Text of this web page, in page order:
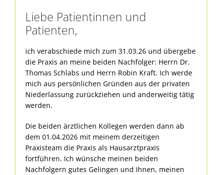
Liebe Patientinnen und
Patienten,
ich verabschiede mich zum 31.03.26 und übergebe
die Praxis an meine beiden Nachfolger: Herrn Dr.
Thomas Schlabs und Herrn Robin Kraft. Ich werde
mich aus persönlichen Gründen aus der privaten
Niederlassung zurückziehen und anderweitig tätig
werden.
Die beiden ärztlichen Kollegen werden dann ab
dem 01.04.2026 mit meinem derzeitigen
Praxisteam die Praxis als Hausarztpraxis
fortführen. Ich wünsche meinen beiden
Nachfolgern gutes Gelingen und Ihnen, meinen